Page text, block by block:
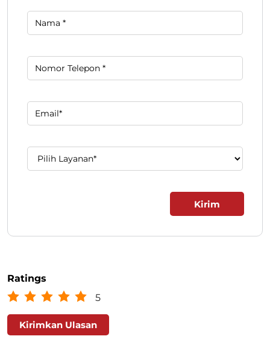
Ratings
5
Kirimkan Ulasan